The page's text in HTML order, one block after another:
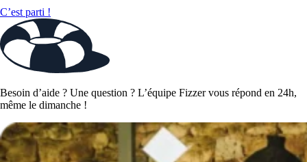
C’est parti !
Besoin d’aide ? Une question ? L’équipe Fizzer vous répond en 24h,
même le dimanche !